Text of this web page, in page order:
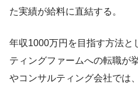
た実績が給料に直結する。
年収1000万円を目指す方法と
ティングファームへの転職が
やコンサルティング会社では